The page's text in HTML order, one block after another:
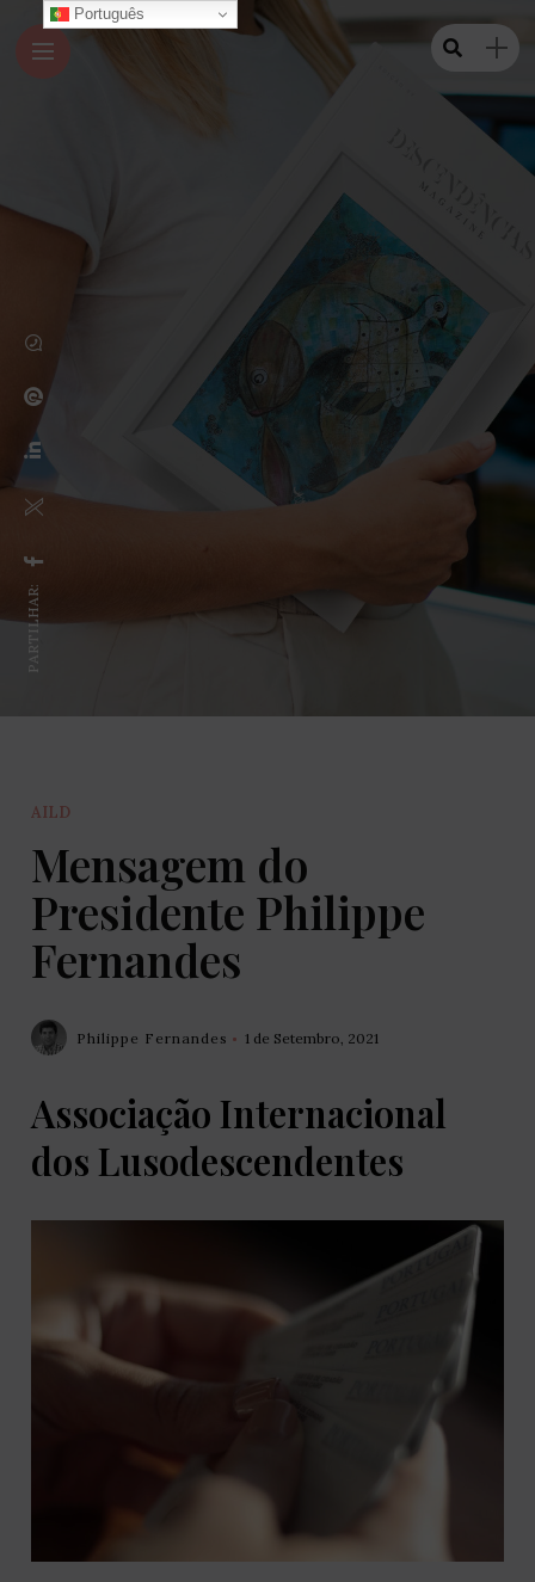
PARTILHAR:
AILD
Mensagem do
Presidente Philippe
Fernandes
Philippe Fernandes 1 de Setembro, 2021
Associação Internacional
dos Lusodescendentes
Português